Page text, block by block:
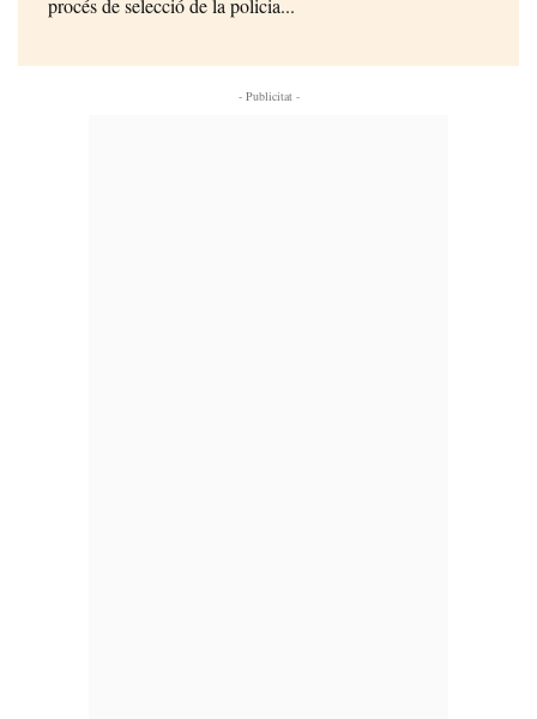
procés de selecció de la policia...
- Publicitat -